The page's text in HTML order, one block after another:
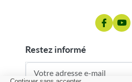
restez informé